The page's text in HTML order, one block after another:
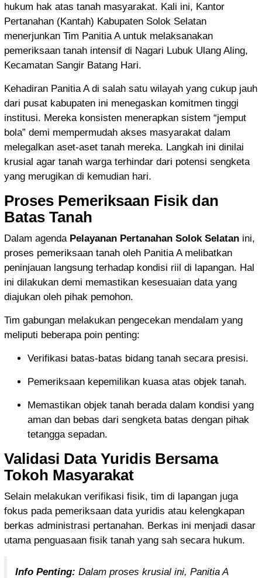
hukum hak atas tanah masyarakat. Kali ini, Kantor
Pertanahan (Kantah) Kabupaten Solok Selatan
menerjunkan Tim Panitia A untuk melaksanakan
pemeriksaan tanah intensif di Nagari Lubuk Ulang Aling,
Kecamatan Sangir Batang Hari.
Kehadiran Panitia A di salah satu wilayah yang cukup jauh
dari pusat kabupaten ini menegaskan komitmen tinggi
institusi. Mereka konsisten menerapkan sistem “jemput
bola” demi mempermudah akses masyarakat dalam
melegalkan aset-aset tanah mereka. Langkah ini dinilai
krusial agar tanah warga terhindar dari potensi sengketa
yang merugikan di kemudian hari.
Proses Pemeriksaan Fisik dan
Batas Tanah
Dalam agenda Pelayanan Pertanahan Solok Selatan ini,
proses pemeriksaan tanah oleh Panitia A melibatkan
peninjauan langsung terhadap kondisi riil di lapangan. Hal
ini dilakukan demi memastikan kesesuaian data yang
diajukan oleh pihak pemohon.
Tim gabungan melakukan pengecekan mendalam yang
meliputi beberapa poin penting:
Verifikasi batas-batas bidang tanah secara presisi.
Pemeriksaan kepemilikan kuasa atas objek tanah.
Memastikan objek tanah berada dalam kondisi yang
aman dan bebas dari sengketa batas dengan pihak
tetangga sepadan.
Validasi Data Yuridis Bersama
Tokoh Masyarakat
Selain melakukan verifikasi fisik, tim di lapangan juga
fokus pada pemeriksaan data yuridis atau kelengkapan
berkas administrasi pertanahan. Berkas ini menjadi dasar
utama penguasaan fisik tanah yang sah secara hukum.
Info Penting: Dalam proses krusial ini, Panitia A